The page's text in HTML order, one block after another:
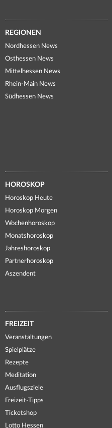
REGIONEN
Nordhessen News
Osthessen News
Mittelhessen News
Rhein-Main News
Südhessen News
HOROSKOP
Horoskop Heute
Horoskop Morgen
Wochenhoroskop
Monatshoroskop
Jahreshoroskop
Partnerhoroskop
Aszendent
FREIZEIT
Veranstaltungen
Spielplätze
Rezepte
Meditation
Ausflugsziele
Freizeit-Tipps
Ticketshop
Lotto Hessen